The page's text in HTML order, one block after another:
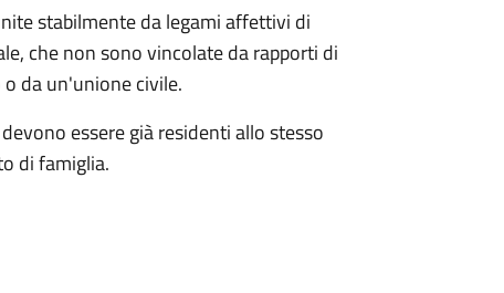
stabilmente da legami affettivi di
che non sono vincolate da rapporti di
da un'unione civile.
essere già residenti allo stesso
di famiglia.